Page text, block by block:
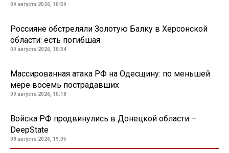
09 августа 2026, 10:59
Россияне обстреляли Золотую Балку в Херсонской
области: есть погибшая
09 августа 2026, 10:34
Массированная атака РФ на Одесщину: по меньшей
мере восемь пострадавших
09 августа 2026, 10:18
Войска РФ продвинулись в Донецкой области –
DeepState
08 августа 2026, 19:05